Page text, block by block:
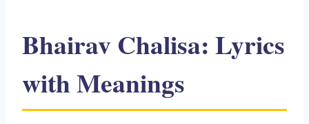
Bhairav Chalisa: Lyrics
with Meanings